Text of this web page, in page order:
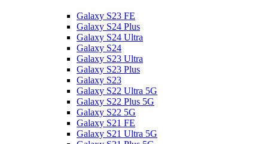
Galaxy S23 FE
Galaxy S24 Plus
Galaxy S24 Ultra
Galaxy S24
Galaxy S23 Ultra
Galaxy S23 Plus
Galaxy S23
Galaxy S22 Ultra 5G
Galaxy S22 Plus 5G
Galaxy S22 5G
Galaxy S21 FE
Galaxy S21 Ultra 5G